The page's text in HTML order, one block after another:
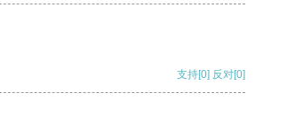
支持[0] 反对[0]